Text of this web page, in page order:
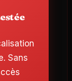
Sans